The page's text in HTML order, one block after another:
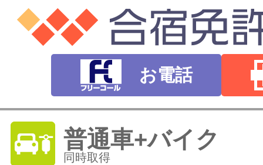
お電話
普通車+バイク
同時取得